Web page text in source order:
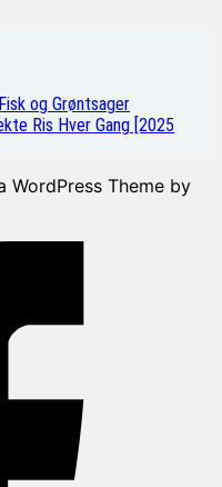
og Grøntsager
Ris Hver Gang [2025
WordPress Theme by